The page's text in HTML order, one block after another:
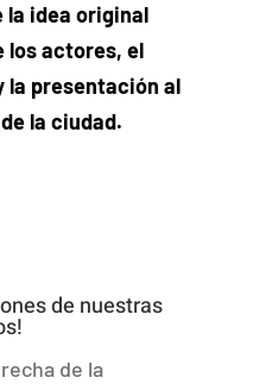
la idea original
los actores, el
la presentación al
la ciudad.
de nuestras
de la